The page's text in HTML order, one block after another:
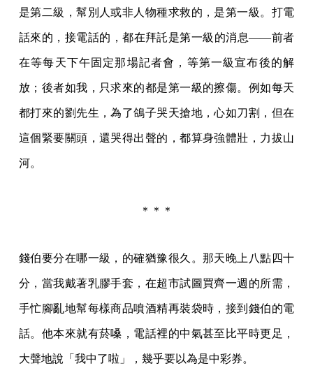
是第二級，幫別人或非人物種求救的，是第一級。打電
話來的，接電話的，都在拜託是第一級的消息——前者
在等每天下午固定那場記者會，等第一級宣布後的解
放；後者如我，只求來的都是第一級的擦傷。例如每天
都打來的劉先生，為了鴿子哭天搶地，心如刀割，但在
這個緊要關頭，還哭得出聲的，都算身強體壯，力拔山
河。
＊＊＊
錢伯要分在哪一級，的確猶豫很久。那天晚上八點四十
分，當我戴著乳膠手套，在超市試圖買齊一週的所需，
手忙腳亂地幫每樣商品噴酒精再裝袋時，接到錢伯的電
話。他本來就有菸嗓，電話裡的中氣甚至比平時更足，
大聲地說「我中了啦」，幾乎要以為是中彩券。